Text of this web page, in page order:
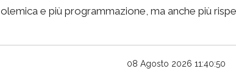
e più programmazione, ma anche più
08 Agosto 2026 11:40:50